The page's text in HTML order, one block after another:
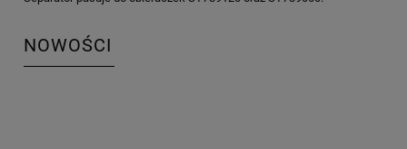
NOWOŚCI